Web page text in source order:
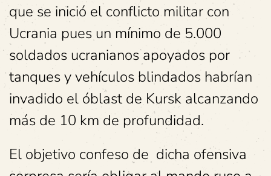
que se inició el conflicto militar con
Ucrania pues un mínimo de 5.000
soldados ucranianos apoyados por
tanques y vehículos blindados habrían
invadido el óblast de Kursk alcanzando
más de 10 km de profundidad.
El objetivo confeso de dicha ofensiva